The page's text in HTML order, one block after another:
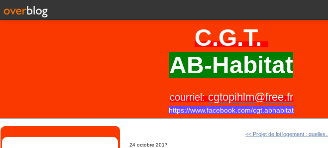
C.G.T.
AB-Habitat
courriel:cgtopihlm@free.fr
https://www.facebook.com/cgt.abhabitat
<< Projet de loi logement : quelles...
24 octobre 2017